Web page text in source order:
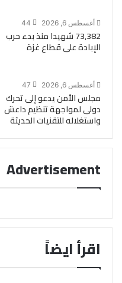
أغسطس 6, 2026 44
73,382 شهيدا منذ بدء حرب
الإبادة على قطاع غزة
أغسطس 6, 2026 47
مجلس الأمن يدعو إلى تحرك
دولى لمواجهة تنظيم داعش
واستغلاله للتقنيات الحديثة
Advertisement
اقرأ ايضاً